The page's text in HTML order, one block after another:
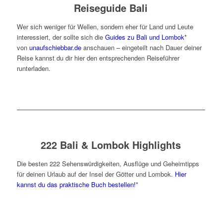
Reiseguide Bali
Wer sich weniger für Wellen, sondern eher für Land und Leute
interessiert, der sollte sich die Guides zu Bali und Lombok*
von unaufschiebbar.deanschauen – eingeteilt nach Dauer deiner
Reise kannst du dir hier den entsprechenden Reiseführer
runterladen.
222 Bali & Lombok Highlights
Die besten 222 Sehenswürdigkeiten, Ausflüge und Geheimtipps
für deinen Urlaub auf der Insel der Götter und Lombok. Hier
kannst du das praktische Buch bestellen!*